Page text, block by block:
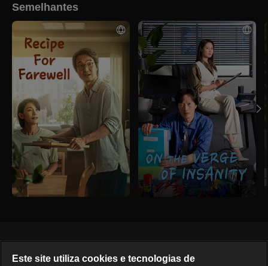
Semelhantes
Português
Este site utiliza cookies e tecnologias de